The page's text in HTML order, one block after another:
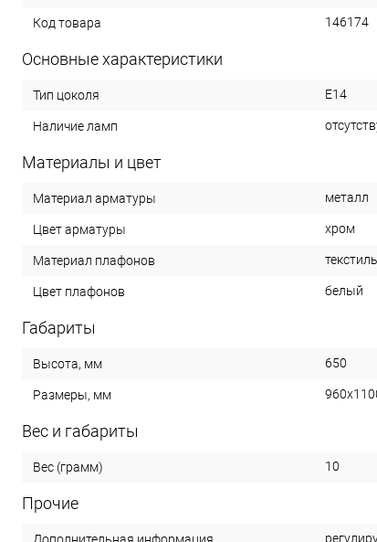
Код товара 146174
Основные характеристики
Тип цоколя E14
Наличие ламп
Материалы и цвет
Материал арматуры металл
Цвет арматуры хром
Материал плафонов текстиль
Цвет плафонов белый
Габариты
Высота, мм 650
Размеры, мм
Вес и габариты
Вес (грамм) 10
Прочие
Дополнительная информация